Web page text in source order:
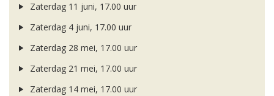
Zaterdag 11 juni, 17.00 uur
Zaterdag 4 juni, 17.00 uur
Zaterdag 28 mei, 17.00 uur
Zaterdag 21 mei, 17.00 uur
Zaterdag 14 mei, 17.00 uur